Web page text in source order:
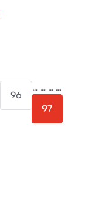
… … …
96
97
…